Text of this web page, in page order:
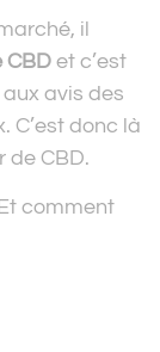
il
CBD et c’est
avis des
C’est donc là
de CBD.
comment